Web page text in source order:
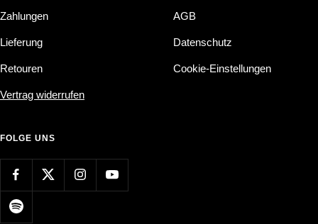
Zahlungen
Lieferung
Retouren
Vertrag widerrufen
AGB
Datenschutz
Cookie-Einstellungen
FOLGE UNS